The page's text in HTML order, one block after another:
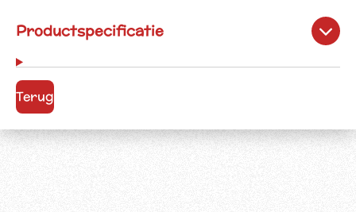
Productspecificatie
Terug